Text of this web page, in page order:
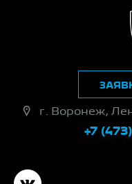
г. Воронеж,
+7